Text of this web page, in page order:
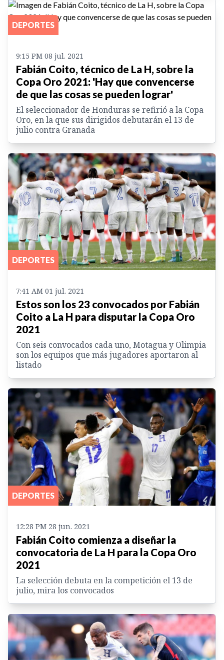
DEPORTES
9:15 PM 08 jul. 2021
Fabián Coito, técnico de La H, sobre la
Copa Oro 2021: 'Hay que convencerse
de que las cosas se pueden lograr'
El seleccionador de Honduras se refirió a la Copa
Oro, en la que sus dirigidos debutarán el 13 de
julio contra Granada
DEPORTES
7:41 AM 01 jul. 2021
Estos son los 23 convocados por Fabián
Coito a La H para disputar la Copa Oro
2021
Con seis convocados cada uno, Motagua y Olimpia
son los equipos que más jugadores aportaron al
listado
DEPORTES
12:28 PM 28 jun. 2021
Fabián Coito comienza a diseñar la
convocatoria de La H para la Copa Oro
2021
La selección debuta en la competición el 13 de
julio, mira los convocados